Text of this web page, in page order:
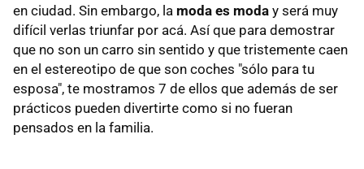
en ciudad. Sin embargo, la moda es moda y será muy
difícil verlas triunfar por acá. Así que para demostrar
que no son un carro sin sentido y que tristemente caen
en el estereotipo de que son coches "sólo para tu
esposa", te mostramos 7 de ellos que además de ser
prácticos pueden divertirte como si no fueran
pensados en la familia.